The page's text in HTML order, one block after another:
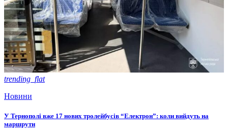
trending_flat
Новини
У Тернополі вже 17 нових тролейбусів “Електрон”: коли вийдуть на
маршрути